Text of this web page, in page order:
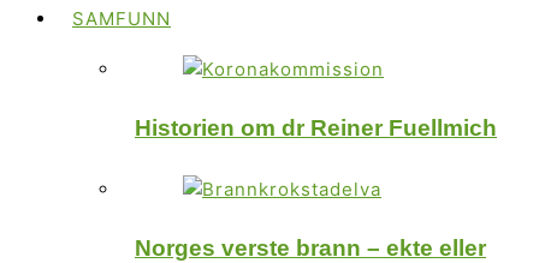
SAMFUNN
Historien om dr Reiner Fuellmich
Norges verste brann – ekte eller